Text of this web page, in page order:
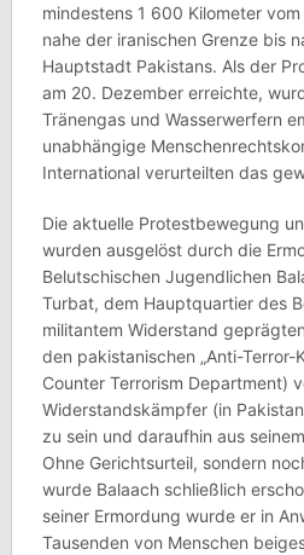
mindestens 1 600 Kilometer
nahe der iranischen Grenze bis
Hauptstadt Pakistans. Als der
am 20. Dezember erreichte,
Tränengas und Wasserwerfern
unabhängige
International verurteilten das
Die aktuelle Protestbewegung
wurden ausgelöst durch die
Belutschischen Jugendlichen
Turbat, dem Hauptquartier des
militantem Widerstand
den pakistanischen „Anti-Terror-
Counter Terrorism Department)
Widerstandskämpfer (in
zu sein und daraufhin aus
Ohne Gerichtsurteil, sondern
wurde Balaach schließlich
seiner Ermordung wurde er in
Tausenden von Menschen